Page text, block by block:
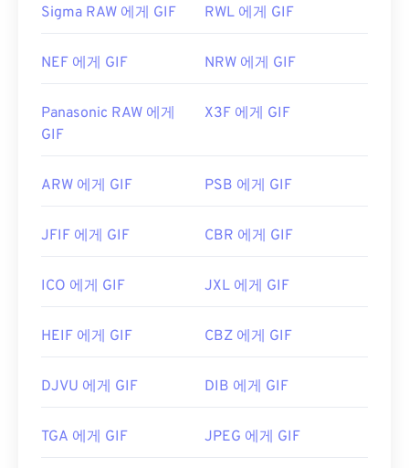
Sigma RAW 에게 GIF RWL 에게 GIF
NEF 에게 GIF NRW 에게 GIF
Panasonic RAW 에게
GIF
X3F 에게 GIF
ARW 에게 GIF PSB 에게 GIF
JFIF 에게 GIF CBR 에게 GIF
ICO 에게 GIF JXL 에게 GIF
HEIF 에게 GIF CBZ 에게 GIF
DJVU 에게 GIF DIB 에게 GIF
TGA 에게 GIF JPEG 에게 GIF